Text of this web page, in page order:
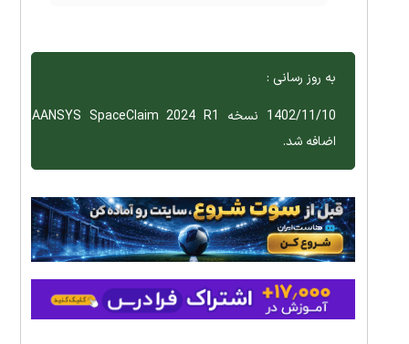
به روز رسانی :
1402/11/10 نسخه AANSYS SpaceClaim 2024 R1
اضافه شد.